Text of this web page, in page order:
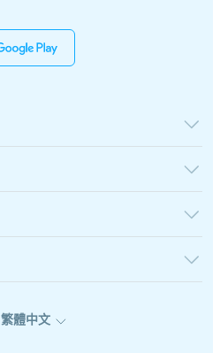
繁體中文